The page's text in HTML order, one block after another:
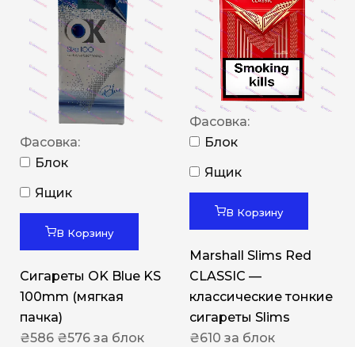
Фасовка:
Блок
Ящик
В Корзину
Сигареты OK Blue KS
100mm (мягкая
пачка)
₴586 ₴576 за блок
Фасовка:
Блок
Ящик
В Корзину
Marshall Slims Red
CLASSIC —
классические тонкие
сигареты Slims
₴610 за блок